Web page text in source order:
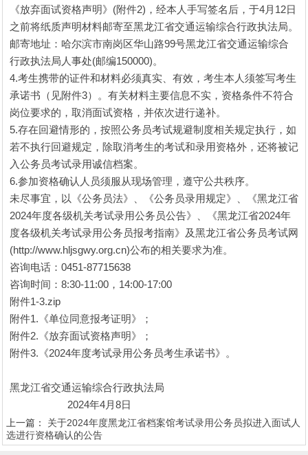
《放弃面试资格声明》(附件2)，经本人手写签名后，于4月12日
之前将纸质声明材料邮寄至黑龙江省交通运输综合行政执法局。
邮寄地址：哈尔滨市南岗区华山路99号黑龙江省交通运输综合
行政执法局人事处(邮编150000)。
4.考生携带的证件和材料必须真实、有效，考生本人须签写考生
承诺书（见附件3）。有关材料主要信息不实，资格条件不符合
岗位要求的，取消面试资格，并依次进行递补。
5.存在回避情形的，按照公务员考试规避制度相关规定执行，如
若不执行回避规定，除取消考生的考试和录用资格外，还将被记
入公务员考试录用诚信档案。
6.参加资格确认人员须服从现场管理，遵守公共秩序。
未尽事宜，以《公务员法》、《公务员录用规定》、《黑龙江省
2024年度各级机关考试录用公务员公告》、《黑龙江省2024年
度各级机关考试录用公务员报考指南》及黑龙江省公务员考试网
(http://www.hljsgwy.org.cn)公布的相关要求为准。
咨询电话：0451-87715638
咨询时间：8:30-11:00，14:00-17:00
附件1-3.zip
附件1.《单位同意报考证明》；
附件2.《放弃面试资格声明》；
附件3.《2024年度考试录用公务员考生承诺书》。
黑龙江省交通运输综合行政执法局
2024年4月8日
上一篇：
关于2024年度黑龙江省档案馆考试录用公务员拟进入面试人
选进行资格确认的公告